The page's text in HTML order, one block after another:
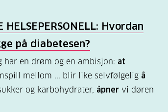
HELSEPERSONELL: Hvordan
på diabetesen?
har en drøm og en ambisjon: at
mellom ... blir like selvfølgelig å
og karbohydrater, åpner vi døren